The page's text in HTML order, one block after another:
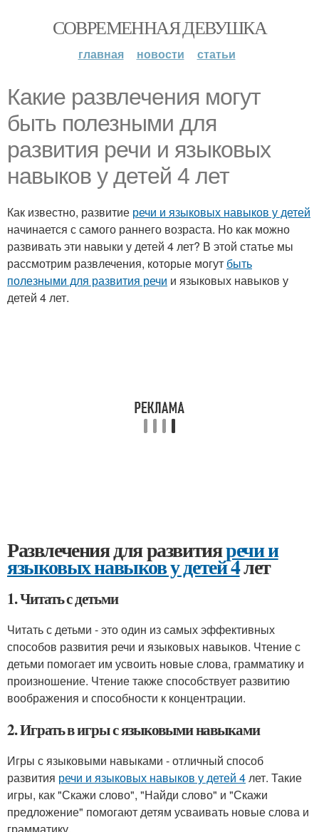
СОВРЕМЕННАЯ ДЕВУШКА
главная новости статьи
Какие развлечения могут
быть полезными для
развития речи и языковых
навыков у детей 4 лет
Как известно, развитие речи и языковых навыков у детей
начинается с самого раннего возраста. Но как можно
развивать эти навыки у детей 4 лет? В этой статье мы
рассмотрим развлечения, которые могут быть
полезными для развития речи и языковых навыков у
детей 4 лет.
Развлечения для развитияречи и
языковых навыков у детей 4лет
1. Читать с детьми
Читать с детьми - это один из самых эффективных
способов развития речи и языковых навыков. Чтение с
детьми помогает им усвоить новые слова, грамматику и
произношение. Чтение также способствует развитию
воображения и способности к концентрации.
2. Играть в игры с языковыми навыками
Игры с языковыми навыками - отличный способ
развития речи и языковых навыков у детей 4лет. Такие
игры, как "Скажи слово", "Найди слово" и "Скажи
предложение" помогают детям усваивать новые слова и